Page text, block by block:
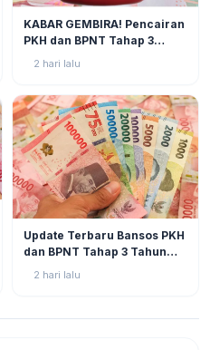
KABAR GEMBIRA! Pencairan
PKH dan BPNT Tahap 3
2 hari lalu
Update Terbaru Bansos PKH
dan BPNT Tahap 3 Tahun
2026: Progres di Akhir Juli
2 hari lalu